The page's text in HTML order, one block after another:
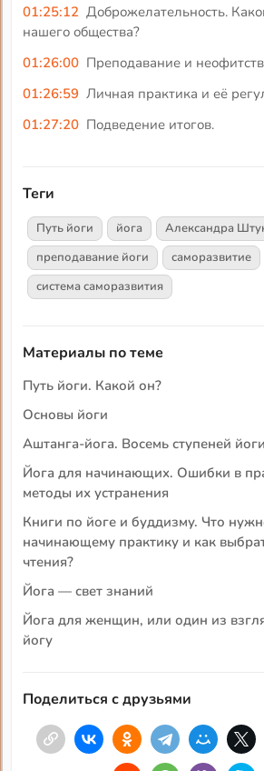
01:25:12 Доброжелательность.
нашего общества?
01:26:00 Преподавание и
01:26:59 Личная практика и её
01:27:20 Подведение итогов.
Теги
Путь йоги йога
Александра
преподавание йоги
саморазвитие
система саморазвития
Материалы по теме
Путь йоги. Какой он?
Основы йоги
Аштанга-йога. Восемь ступеней
Йога для начинающих. Ошибки в
методы их устранения
Книги по йоге и буддизму. Что
начинающему практику и как
чтения?
Йога — свет знаний
Йога для женщин, или один из
йогу
Поделиться с друзьями